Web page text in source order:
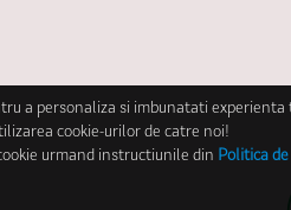
a personaliza si imbunatati
cookie-urilor de catre noi!
urmand instructiunile din Politica